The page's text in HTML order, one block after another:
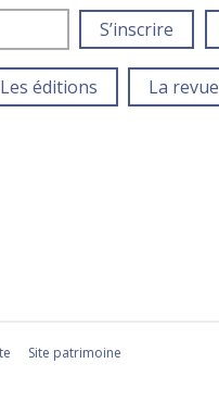
S’inscrire
Les éditions La revue
Site patrimoine